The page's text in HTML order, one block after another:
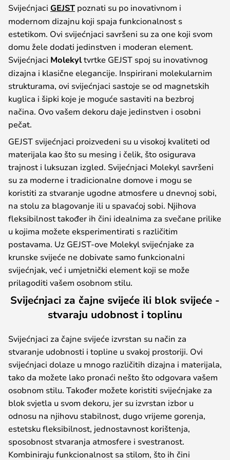
Svijećnjaci GEJST poznati su po inovativnom i
modernom dizajnu koji spaja funkcionalnost s
estetikom. Ovi svijećnjaci savršeni su za one koji svom
domu žele dodati jedinstven i moderan element.
Svijećnjaci Molekyltvrtke GEJST spoj su inovativnog
dizajna i klasične elegancije. Inspirirani molekularnim
strukturama, ovi svijećnjaci sastoje se od magnetskih
kuglica i šipki koje je moguće sastaviti na bezbroj
načina. Ovo vašem dekoru daje jedinstven i osobni
pečat.
GEJST svijećnjaci proizvedeni su u visokoj kvaliteti od
materijala kao što su mesing i čelik, što osigurava
trajnost i luksuzan izgled. Svijećnjaci Molekyl savršeni
su za moderne i tradicionalne domove i mogu se
koristiti za stvaranje ugodne atmosfere u dnevnoj sobi,
na stolu za blagovanje ili u spavaćoj sobi. Njihova
fleksibilnost također ih čini idealnima za svečane prilike
u kojima možete eksperimentirati s različitim
postavama. Uz GEJST-ove Molekyl svijećnjake za
krunske svijeće ne dobivate samo funkcionalni
svijećnjak, već i umjetnički element koji se može
prilagoditi vašem osobnom stilu.
Svijećnjaci za čajne svijeće ili blok svijeće -
stvaraju udobnost i toplinu
Svijećnjaci za čajne svijeće izvrstan su način za
stvaranje udobnosti i topline u svakoj prostoriji. Ovi
svijećnjaci dolaze u mnogo različitih dizajna i materijala,
tako da možete lako pronaći nešto što odgovara vašem
osobnom stilu. Također možete koristiti svijećnjake za
blok svjetla u svom dekoru, jer su izvrstan izbor u
odnosu na njihovu stabilnost, dugo vrijeme gorenja,
estetsku fleksibilnost, jednostavnost korištenja,
sposobnost stvaranja atmosfere i svestranost.
Kombiniraju funkcionalnost sa stilom, što ih čini